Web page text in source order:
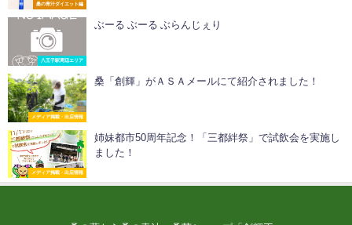
桑の青汁ダイエット編
八王子駅周辺エリア
ぶーる ぶーる ぶらんじぇり
メディア掲載・出店情報
桑「創輝」がＡＳＡメールにて紹介されました！
メディア掲載・出店情報
姉妹都市50周年記念！「三都絆祭」で試飲会を実施し
ました！